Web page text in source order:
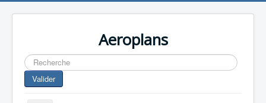
Aeroplans
Rechercher
Valider